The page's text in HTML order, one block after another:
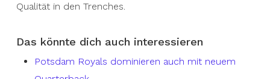
Qualität in den Trenches.
Das könnte dich auch interessieren
Potsdam Royals dominieren auch mit neuem